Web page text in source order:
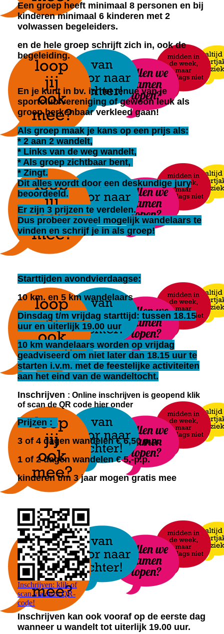
Een groep heeft minimaal 8 personen en bij
kinderen minimaal 6 kinderen met 2
volwassen begeleiders.
en de hele groep schrijft zich in, ook de
begeleiding.
En je kunt in bv. in het tenue van je
sportclub/vereniging of gewoon leuk als
groep herkenbaar verkleed gaan!
Als groep maak je kans op een prijs als:
* 2 aan 2 wandelt,
* Links van de weg wandelt,
* Als groep zichtbaar bent,
* Zingt.
Dit alles wordt door een deskundige jury
beoordeeld.
Er zijn 3 prijzen te verdelen.
Dus probeer zoveel mogelijk wandelaars te
vinden en schrijf je in als groep!
Starttijden avondvierdaagse:
10 km. en 5 km wandelaars
Dinsdag t/m vrijdag starttijd: tussen 18.15
uur en uiterlijk 19.00 uur
10 km wandelaars worden op vrijdag
geadviseerd om niet later dan 18.15 uur te
starten i.v.m. met de feestelijke activiteiten
aan het eind van de wandeltocht.
Inschrijven : Online inschrijven is geopend klik
of scan de QR code hier onder
Prijzen :
3 of 4 dagen wandelen € 6,50 p.p.
1 of 2 dagen wandelen€ 5,-p.p.
kinderen t/m 3 jaar mogen gratis mee
Inschrijven: klik of
scan via deze QR-
code!
Inschrijven kan ook vooraf op de eerste dag
wanneer u wandelt tot uiterlijk 19.00 uur.